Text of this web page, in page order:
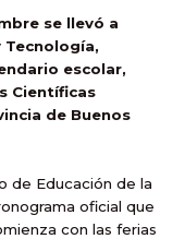
se llevó a
Tecnología,
escolar,
Científicas
de Buenos
de Educación de la
oficial que
con las ferias